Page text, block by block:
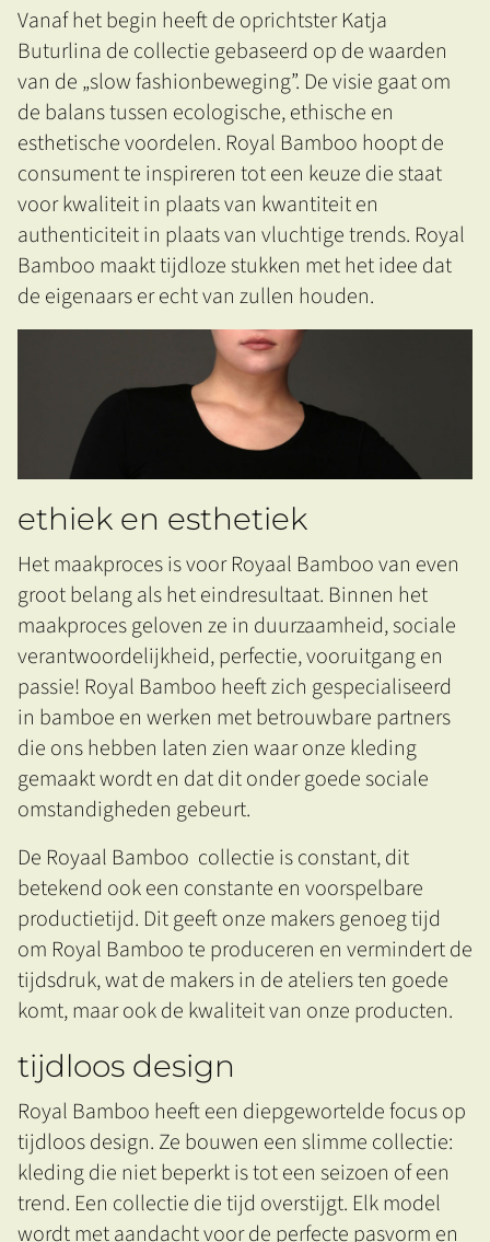
Vanaf het begin heeft de oprichtster Katja
Buturlina de collectie gebaseerd op de waarden
van de „slow fashionbeweging”. De visie gaat om
de balans tussen ecologische, ethische en
esthetische voordelen. Royal Bamboo hoopt de
consument te inspireren tot een keuze die staat
voor kwaliteit in plaats van kwantiteit en
authenticiteit in plaats van vluchtige trends. Royal
Bamboo maakt tijdloze stukken met het idee dat
de eigenaars er echt van zullen houden.
ethiek en esthetiek
Het maakproces is voor Royaal Bamboo van even
groot belang als het eindresultaat. Binnen het
maakproces geloven ze in duurzaamheid, sociale
verantwoordelijkheid, perfectie, vooruitgang en
passie! Royal Bamboo heeft zich gespecialiseerd
in bamboe en werken met betrouwbare partners
die ons hebben laten zien waar onze kleding
gemaakt wordt en dat dit onder goede sociale
omstandigheden gebeurt.
De Royaal Bamboo collectie is constant, dit
betekend ook een constante en voorspelbare
productietijd. Dit geeft onze makers genoeg tijd
om Royal Bamboo te produceren en vermindert de
tijdsdruk, wat de makers in de ateliers ten goede
komt, maar ook de kwaliteit van onze producten.
tijdloos design
Royal Bamboo heeft een diepgewortelde focus op
tijdloos design. Ze bouwen een slimme collectie:
kleding die niet beperkt is tot een seizoen of een
trend. Een collectie die tijd overstijgt. Elk model
wordt met aandacht voor de perfecte pasvorm en